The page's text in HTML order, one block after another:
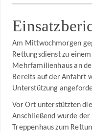
Am Mittwochmorgen
Rettungsdienst zu
Mehrfamilienhaus an
Bereits auf der Anfahrt
Unterstützung
Vor Ort unterstützten
Anschließend wurde
Treppenhaus zum